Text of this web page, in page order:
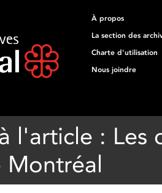
À propos
La section des
Charte d'utilisation
Nous joindre
l'article : Les
Montréal